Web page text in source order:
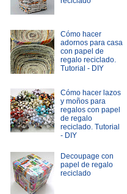
Cómo hacer
adornos para casa
con papel de
regalo reciclado.
Tutorial - DIY
Cómo hacer lazos
y moños para
regalos con papel
de regalo
reciclado. Tutorial
- DIY
Decoupage con
papel de regalo
reciclado